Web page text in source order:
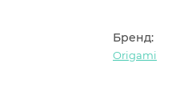
Бренд:
Origami